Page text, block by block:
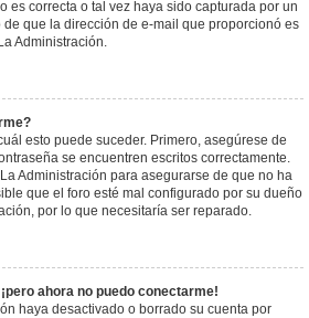
es correcta o tal vez haya sido capturada por un
que la dirección de e-mail que proporcionó es
Administración.
esto puede suceder. Primero, asegúrese de
se encuentren escritos correctamente.
Administración para asegurarse de que no ha
que el foro esté mal configurado por su dueño
por lo que necesitaría ser reparado.
ahora no puedo conectarme!
haya desactivado o borrado su cuenta por